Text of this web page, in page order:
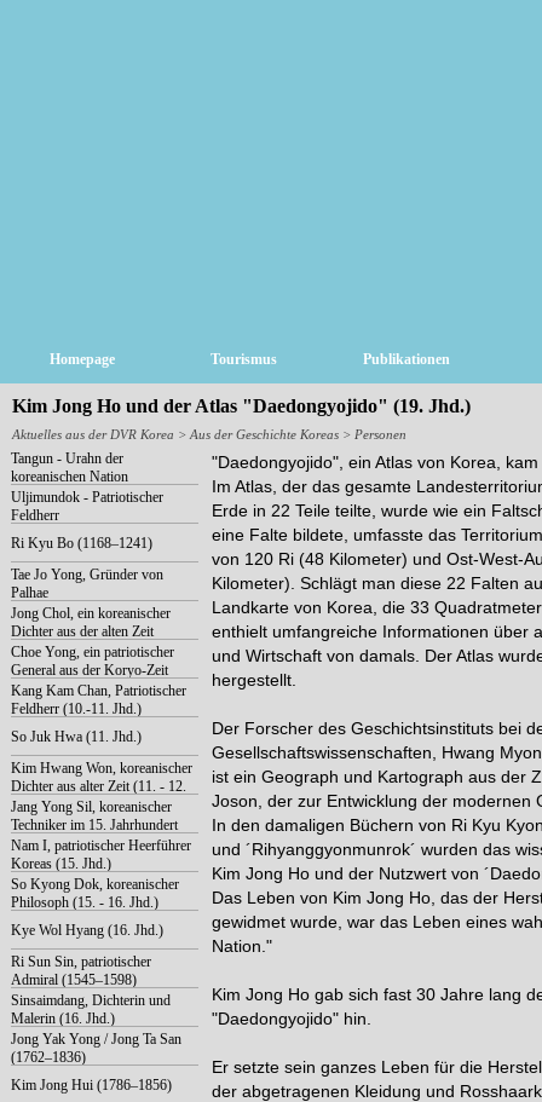
Homepage Tourismus Publikationen
Kim Jong Ho und der Atlas "Daedongyojido" (19. Jhd.)
Aktuelles aus der DVR Korea > Aus der Geschichte Koreas > Personen
Tangun - Urahn der
koreanischen Nation
Uljimundok - Patriotischer
Feldherr
Ri Kyu Bo (1168–1241)
Tae Jo Yong, Gründer von
Palhae
Jong Chol, ein koreanischer
Dichter aus der alten Zeit
Choe Yong, ein patriotischer
General aus der Koryo-Zeit
Kang Kam Chan, Patriotischer
Feldherr (10.-11. Jhd.)
So Juk Hwa (11. Jhd.)
Kim Hwang Won, koreanischer
Dichter aus alter Zeit (11. - 12.
Jhd.)
Jang Yong Sil, koreanischer
Techniker im 15. Jahrhundert
Nam I, patriotischer Heerführer
Koreas (15. Jhd.)
So Kyong Dok, koreanischer
Philosoph (15. - 16. Jhd.)
Kye Wol Hyang (16. Jhd.)
Ri Sun Sin, patriotischer
Admiral (1545–1598)
Sinsaimdang, Dichterin und
Malerin (16. Jhd.)
Jong Yak Yong / Jong Ta San
(1762–1836)
Kim Jong Hui (1786–1856)
"Daedongyojido", ein Atlas von Korea,
Im Atlas, der das gesamte
Erde in 22 Teile teilte, wurde wie ein
eine Falte bildete, umfasste das
von 120 Ri (48 Kilometer) und Ost-West-
Kilometer). Schlägt man diese 22 Falten
Landkarte von Korea, die 33
enthielt umfangreiche Informationen über
und Wirtschaft von damals. Der Atlas
hergestellt.
Der Forscher des Geschichtsinstituts bei
Gesellschaftswissenschaften, Hwang
ist ein Geograph und Kartograph aus der
Joson, der zur Entwicklung der modernen
In den damaligen Büchern von Ri Kyu
und ´Rihyanggyonmunrok´ wurden das
Kim Jong Ho und der Nutzwert von
Das Leben von Kim Jong Ho, das der
gewidmet wurde, war das Leben eines
Nation."
Kim Jong Ho gab sich fast 30 Jahre lang
"Daedongyojido" hin.
Er setzte sein ganzes Leben für die
der abgetragenen Kleidung und